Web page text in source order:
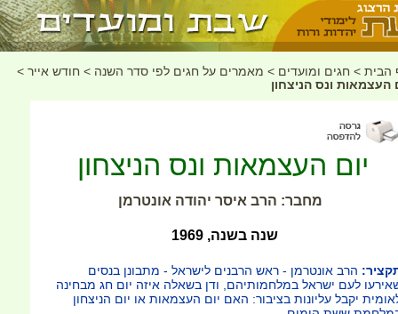
הבית > חגים ומועדים > מאמרים על חגים לפי סדר השנה > חודש אייר >
העצמאות ונס הניצחון
יום העצמאות ונס הניצחון
מחבר: הרב איסר יהודה אונטרמן
שנה בשנה, 1969
הרב אונטרמן - ראש הרבנים לישראל - מתבונן בנסים
לעם ישראל במלחמותיהם, ודן בשאלה איזה יום חג מבחינה
יקבל עליונות בציבור: האם יום העצמאות או יום הניצחון